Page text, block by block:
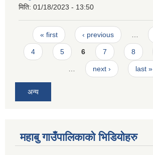
मिति: 01/18/2023 - 13:50
Pages
« first ‹ previous
4 5 6 7 8
next › last »
अन्य
महाबु गाउँपालिकाको भिडियोहरु